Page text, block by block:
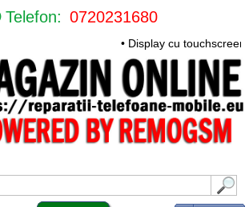
Telefon: 0720231680
• Display cu